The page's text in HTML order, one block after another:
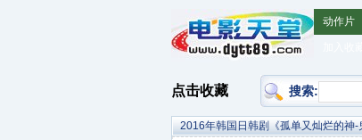
动作片
点击收藏 搜索:
2016年韩国日韩剧《孤单又灿烂的神-